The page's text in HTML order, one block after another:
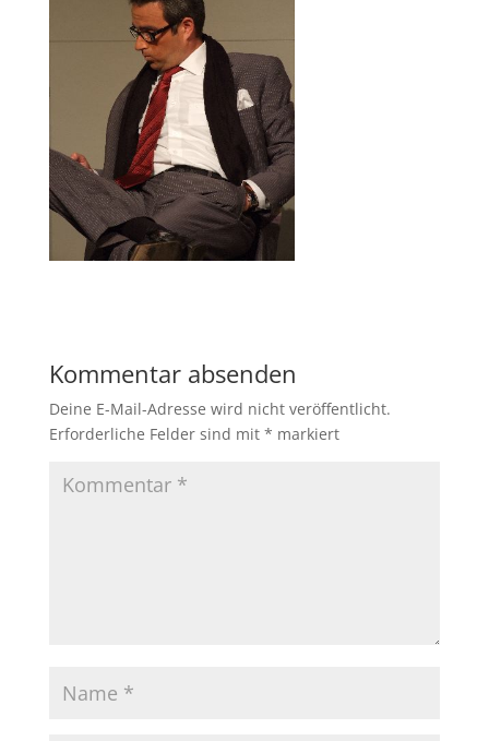
Kommentar absenden
Deine E-Mail-Adresse wird nicht veröffentlicht.
Erforderliche Felder sind mit * markiert